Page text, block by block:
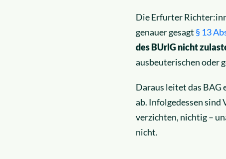
Die Erfurter
genauer gesagt § 13
des BUrlG nicht
ausbeuterischen oder
Daraus leitet das BAG
ab. Infolgedessen
verzichten, nichtig –
nicht.